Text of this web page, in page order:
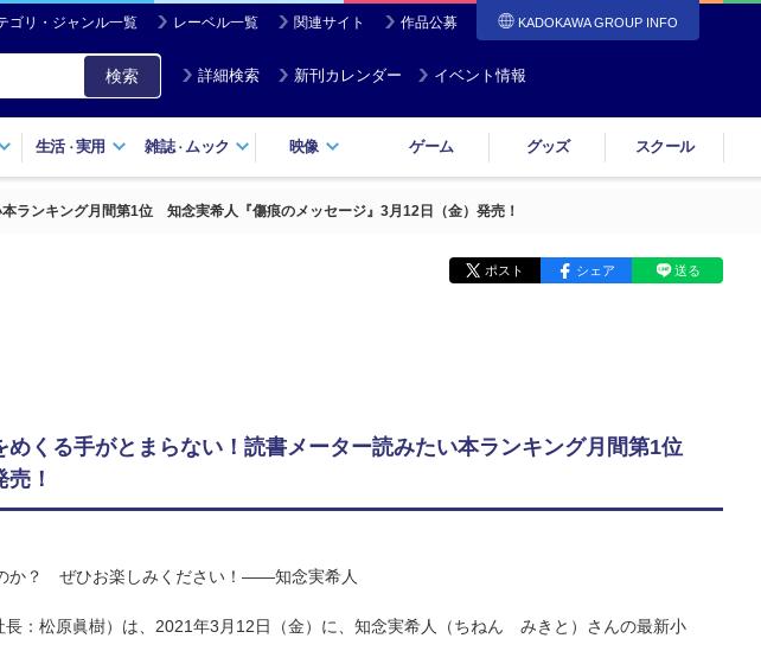
ゴリ・ジャンル一覧 レーベル一覧 関連サイト 作品公募 KADOKAWA GROUP INFO
検索 詳細検索 新刊カレンダー イベント情報
生活・実用 雑誌・ ムック 映像 ゲーム グッズ スクール
ランキング月間第1位 知念実希人『傷痕のメッセージ』3月12日（金）発売！
ポスト シェア 送る
くる手がとまらない！読書メーター読みたい本ランキング月間第1位
！
か？ ぜひお楽しみください！――知念実希人
長：松原眞樹）は、2021年3月12日（金）に、知念実希人（ちねん みきと）さんの最新小